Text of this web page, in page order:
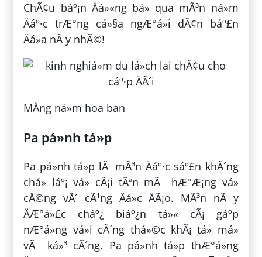
ChÃ¢u báº¡n Äá»«ng bá» qua mÃ³n ná»m
Äáº·c trÆ°ng cá»§a ngÆ°á»i dÃ¢n báº£n
Äá»a nÃ y nhÃ©!
MÄng ná»m hoa ban
Pa pá»nh tá»p
Pa pá»nh tá»p lÃ mÃ³n Äáº·c sáº£n khÃ´ng
chá» láº¡ vá» cÃ¡i tÃªn mÃ hÆ°Æ¡ng vá»
cÅ©ng vÃ´ cÃ¹ng Äá»c ÄÃ¡o. MÃ³n nÃ y
ÄÆ°á»£c cháº¿ biáº¿n tá»« cÃ¡ gáº­p
nÆ°á»ng vá»i cÃ´ng thá»©c khÃ¡ tá» má»
vÃ ká»³ cÃ´ng. Pa pá»nh tá»p thÆ°á»ng